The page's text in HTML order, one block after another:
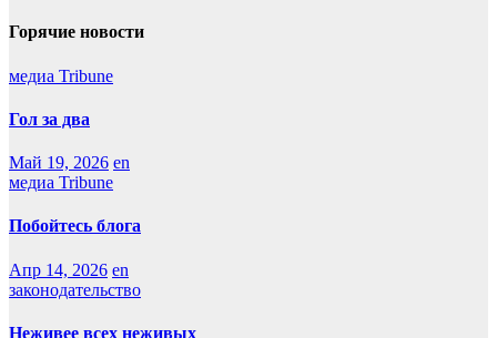
Горячие новости
медиа Tribune
Гол за два
Май 19, 2026 en
медиа Tribune
Побойтесь блога
Апр 14, 2026 en
законодательство
Неживее всех неживых